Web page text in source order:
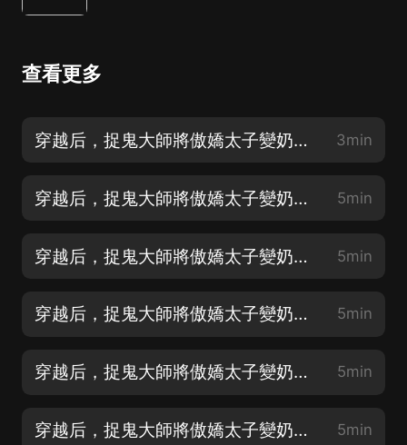
查看更多
穿越后，捉鬼大師將傲嬌太子變奶狗 000 片花 3min
穿越后，捉鬼大師將傲嬌太子變奶狗 001 休了太子 5min
穿越后，捉鬼大師將傲嬌太子變奶狗 002 我瞧你印堂發黑 5min
穿越后，捉鬼大師將傲嬌太子變奶狗 003 大興土木 5min
穿越后，捉鬼大師將傲嬌太子變奶狗 004 如此手段 5min
穿越后，捉鬼大師將傲嬌太子變奶狗 005 子女宮有難 5min